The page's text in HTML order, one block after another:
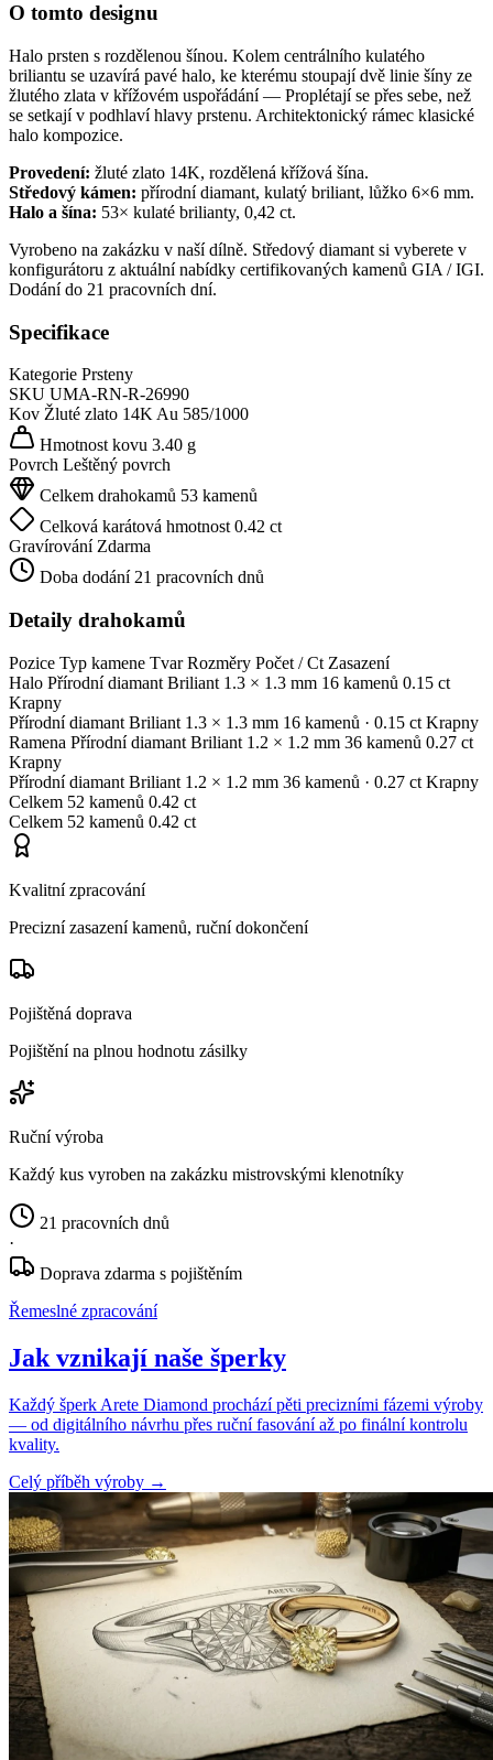
O tomto designu
Halo prsten s rozdělenou šínou. Kolem centrálního kulatého
briliantu se uzavírá pavé halo, ke kterému stoupají dvě linie šíny ze
žlutého zlata v křížovém uspořádání — Proplétají se přes sebe, než
se setkají v podhlaví hlavy prstenu. Architektonický rámec klasické
halo kompozice.
Provedení: žluté zlato 14K, rozdělená křížová šína.
Středový kámen: přírodní diamant, kulatý briliant, lůžko 6×6 mm.
Halo a šína: 53× kulaté brilianty, 0,42 ct.
Vyrobeno na zakázku v naší dílně. Středový diamant si vyberete v
konfigurátoru z aktuální nabídky certifikovaných kamenů GIA / IGI.
Dodání do 21 pracovních dní.
Specifikace
Kategorie Prsteny
SKU UMA-RN-R-26990
Kov Žluté zlato 14KAu 585/1000
Hmotnost kovu 3.40 g
Povrch Leštěný povrch
Celkem drahokamů 53 kamenů
Celková karátová hmotnost 0.42 ct
Gravírování Zdarma
Doba dodání 21 pracovních dnů
Detaily drahokamů
Pozice Typ kamene Tvar Rozměry Počet / Ct Zasazení
Halo Přírodní diamant Briliant 1.3 × 1.3 mm 16 kamenů 0.15 ct
Krapny
Přírodní diamant Briliant 1.3 × 1.3 mm 16 kamenů · 0.15 ct Krapny
Ramena Přírodní diamant Briliant 1.2 × 1.2 mm 36 kamenů 0.27 ct
Krapny
Přírodní diamant Briliant 1.2 × 1.2 mm 36 kamenů · 0.27 ct Krapny
Celkem 52 kamenů 0.42 ct
Celkem 52 kamenů 0.42 ct
Kvalitní zpracování
Precizní zasazení kamenů, ruční dokončení
Pojištěná doprava
Pojištění na plnou hodnotu zásilky
Ruční výroba
Každý kus vyroben na zakázku mistrovskými klenotníky
21 pracovních dnů
·
Doprava zdarma s pojištěním
Řemeslné zpracování
Jak vznikají naše šperky
Každý šperk Arete Diamond prochází pěti precizními fázemi výroby
— od digitálního návrhu přes ruční fasování až po finální kontrolu
kvality.
Celý příběh výroby →